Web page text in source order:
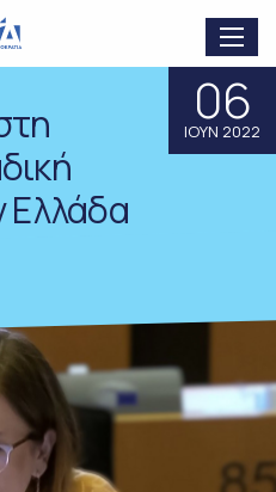
Ελλάδα
06
ΙΟΥΝ 2022